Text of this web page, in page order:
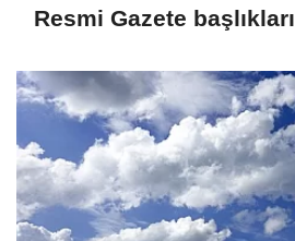
Resmi Gazete başlıkları